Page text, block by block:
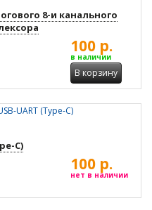
8-и канального
100 р.
в наличии
В корзину
C)
100 р.
нет в наличии